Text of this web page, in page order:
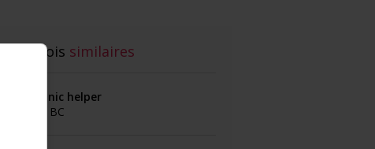
Emplois similaires
mechanic helper
Surrey, BC